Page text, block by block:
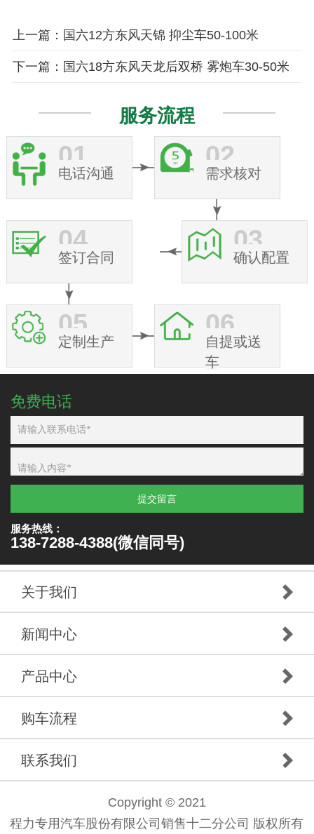
上一篇：国六12方东风天锦 抑尘车50-100米
下一篇：国六18方东风天龙后双桥 雾炮车30-50米
服务流程
01
电话沟通
02
需求核对
03
确认配置
04
签订合同
05
定制生产
06
自提或送
车
免费电话
提交留言
服务热线：
138-7288-4388(微信同号)
关于我们
新闻中心
产品中心
购车流程
联系我们
Copyright © 2021
程力专用汽车股份有限公司销售十二分公司 版权所有